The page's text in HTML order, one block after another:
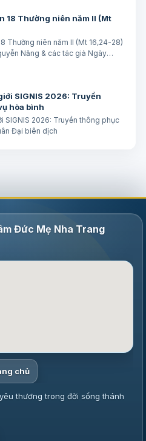
18 Thường niên năm II (Mt
Thường niên năm II (Mt 16,24-28)
Năng & các tác giả Ngày
khát má…
SIGNIS 2026: Truyền
hòa bình
SIGNIS 2026: Truyền thông phục
Đại biên dịch
Đức Mẹ Nha Trang
chủ
thương trong đời sống thánh